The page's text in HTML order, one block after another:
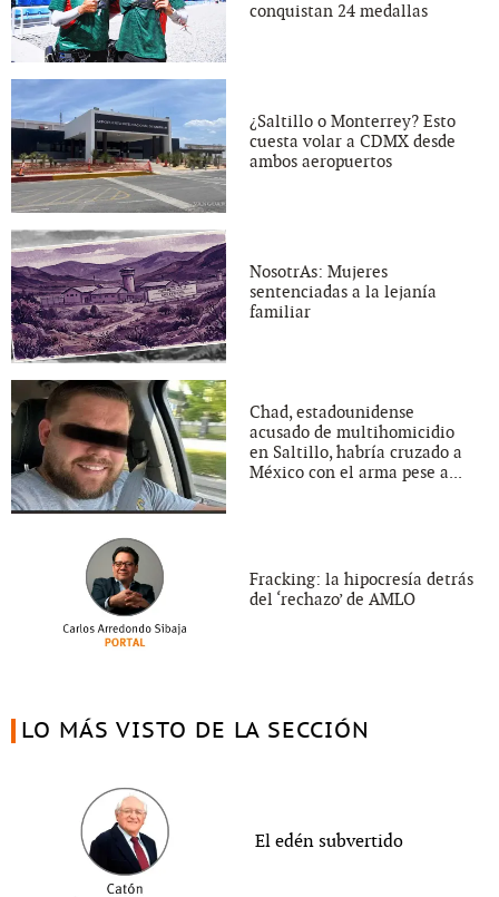
conquistan 24 medallas
¿Saltillo o Monterrey? Esto
cuesta volar a CDMX desde
ambos aeropuertos
NosotrAs: Mujeres
sentenciadas a la lejanía
familiar
Chad, estadounidense
acusado de multihomicidio
en Saltillo, habría cruzado a
México con el arma pese a...
Fracking: la hipocresía detrás
del ‘rechazo’ de AMLO
LO MÁS VISTO DE LA SECCIÓN
El edén subvertido